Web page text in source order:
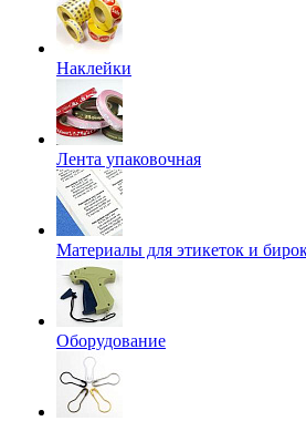
Наклейки
Лента упаковочная
Материалы для этикеток и
Оборудование